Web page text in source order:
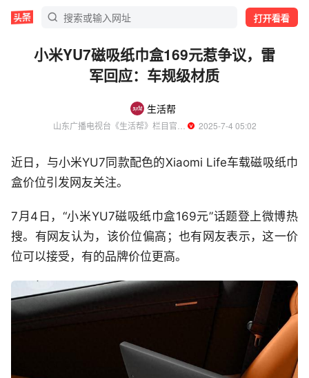
打开看看
小米YU7磁吸纸巾盒169元惹争议，雷
军回应：车规级材质
生活帮
  2025-7-4 05:02
近日，与小米YU7同款配色的Xiaomi Life车载磁吸纸巾
盒价位引发网友关注。
7月4日，“小米YU7磁吸纸巾盒169元”话题登上微博热
搜。有网友认为，该价位偏高；也有网友表示，这一价
位可以接受，有的品牌价位更高。